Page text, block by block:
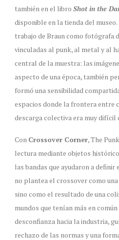
también en el libro Shot in the
disponible en la tienda del
trabajo de Braun como fotógrafa
vinculadas al punk, al metal y al
central de la muestra: las
aspecto de una época, también
formó una sensibilidad
espacios donde la frontera entre
descarga colectiva era muy difícil
Con Crossover Corner, The
lectura mediante objetos
las bandas que ayudaron a
no plantea el crossover como
sino como el resultado de una
mundos que tenían más en
desconfianza hacia la industria,
rechazo de las normas y una